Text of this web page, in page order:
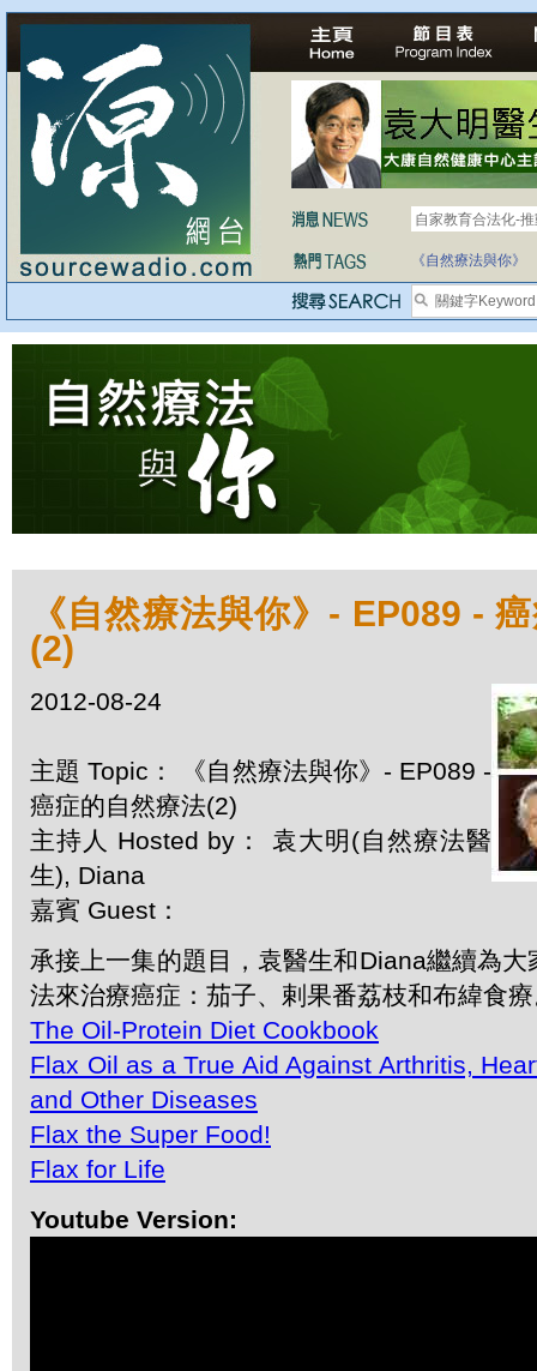
自家教育合法化-
《自然療法與你》
《自然療法與你》- EP089 -
(2)
2012-08-24
主題 Topic： 《自然療法與你》- EP089 -
癌症的自然療法(2)
主持人 Hosted by： 袁大明(自然療法醫
生), Diana
嘉賓 Guest：
承接上一集的題目，袁醫生和Diana繼續為
法來治療癌症：茄子、剌果番荔枝和布緯食
The Oil-Protein Diet Cookbook
Flax Oil as a True Aid Against Arthritis,
and Other Diseases
Flax the Super Food!
Flax for Life
Youtube Version: